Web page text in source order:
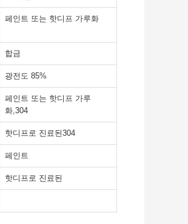
페인트 또는 핫디프 가루화
합금
광전도 85%
페인트 또는 핫디프 가루
화,304
핫디프로 진료된304
페인트
핫디프로 진료된